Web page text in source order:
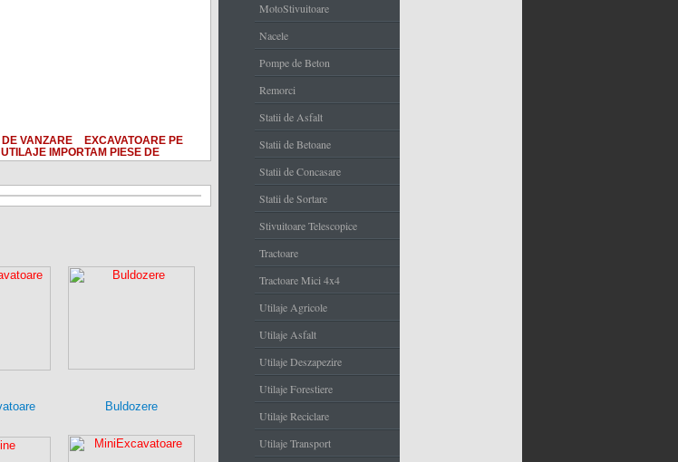
VANZARE
EXCAVATOARE PE
IMPORTAM PIESE DE
Buldozere
MotoStivuitoare
Nacele
Pompe de Beton
Remorci
Statii de Asfalt
Statii de Betoane
Statii de Concasare
Statii de Sortare
Stivuitoare Telescopice
Tractoare
Tractoare Mici 4x4
Utilaje Agricole
Utilaje Asfalt
Utilaje Deszapezire
Utilaje Forestiere
Utilaje Reciclare
Utilaje Transport